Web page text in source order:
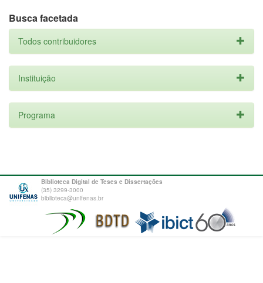
Busca facetada
Todos contribuidores
Instituição
Programa
Biblioteca Digital de Teses e Dissertações
(35) 3299-3000
biblioteca@unifenas.br